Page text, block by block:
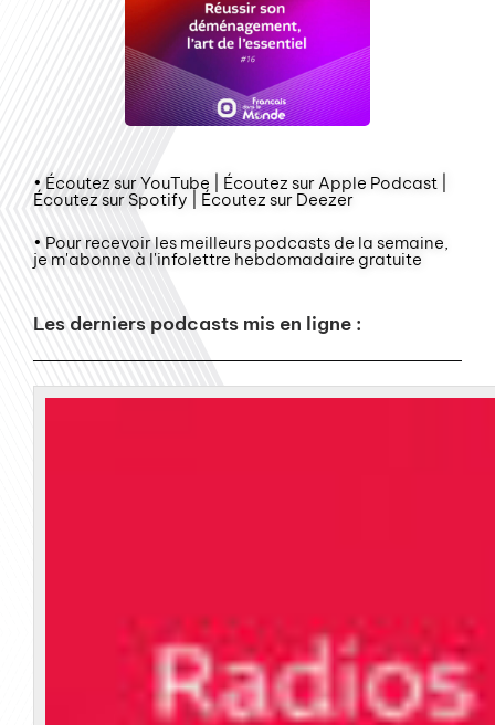
• Écoutez sur YouTube | Écoutez sur Apple Podcast |
Écoutez sur Spotify | Écoutez sur Deezer
• Pour recevoir les meilleurs podcasts de la semaine,
je m'abonne à l'infolettre hebdomadaire gratuite
Les derniers podcasts mis en ligne :